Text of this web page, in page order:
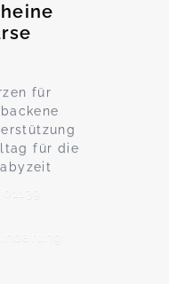
für
für die